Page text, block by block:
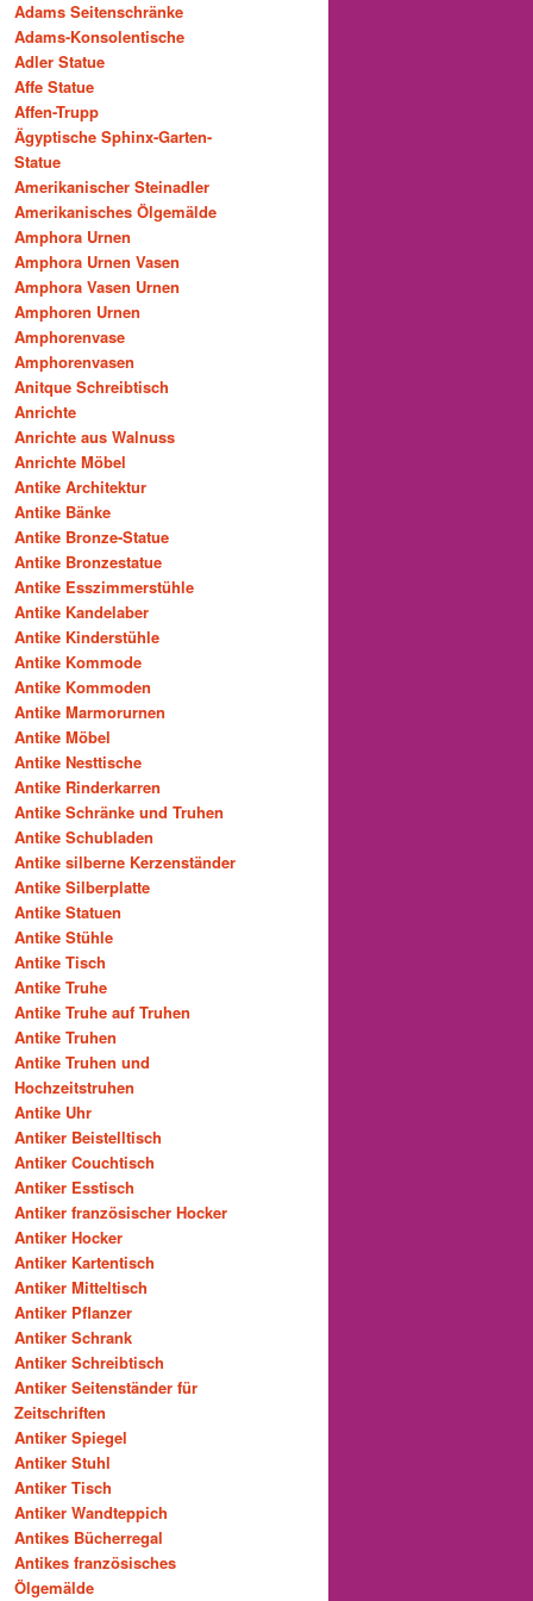
Adams Seitenschränke
Adams-Konsolentische
Adler Statue
Affe Statue
Affen-Trupp
Ägyptische Sphinx-Garten-
Statue
Amerikanischer Steinadler
Amerikanisches Ölgemälde
Amphora Urnen
Amphora Urnen Vasen
Amphora Vasen Urnen
Amphoren Urnen
Amphorenvase
Amphorenvasen
Anitque Schreibtisch
Anrichte
Anrichte aus Walnuss
Anrichte Möbel
Antike Architektur
Antike Bänke
Antike Bronze-Statue
Antike Bronzestatue
Antike Esszimmerstühle
Antike Kandelaber
Antike Kinderstühle
Antike Kommode
Antike Kommoden
Antike Marmorurnen
Antike Möbel
Antike Nesttische
Antike Rinderkarren
Antike Schränke und Truhen
Antike Schubladen
Antike silberne Kerzenständer
Antike Silberplatte
Antike Statuen
Antike Stühle
Antike Tisch
Antike Truhe
Antike Truhe auf Truhen
Antike Truhen
Antike Truhen und
Hochzeitstruhen
Antike Uhr
Antiker Beistelltisch
Antiker Couchtisch
Antiker Esstisch
Antiker französischer Hocker
Antiker Hocker
Antiker Kartentisch
Antiker Mitteltisch
Antiker Pflanzer
Antiker Schrank
Antiker Schreibtisch
Antiker Seitenständer für
Zeitschriften
Antiker Spiegel
Antiker Stuhl
Antiker Tisch
Antiker Wandteppich
Antikes Bücherregal
Antikes französisches
Ölgemälde